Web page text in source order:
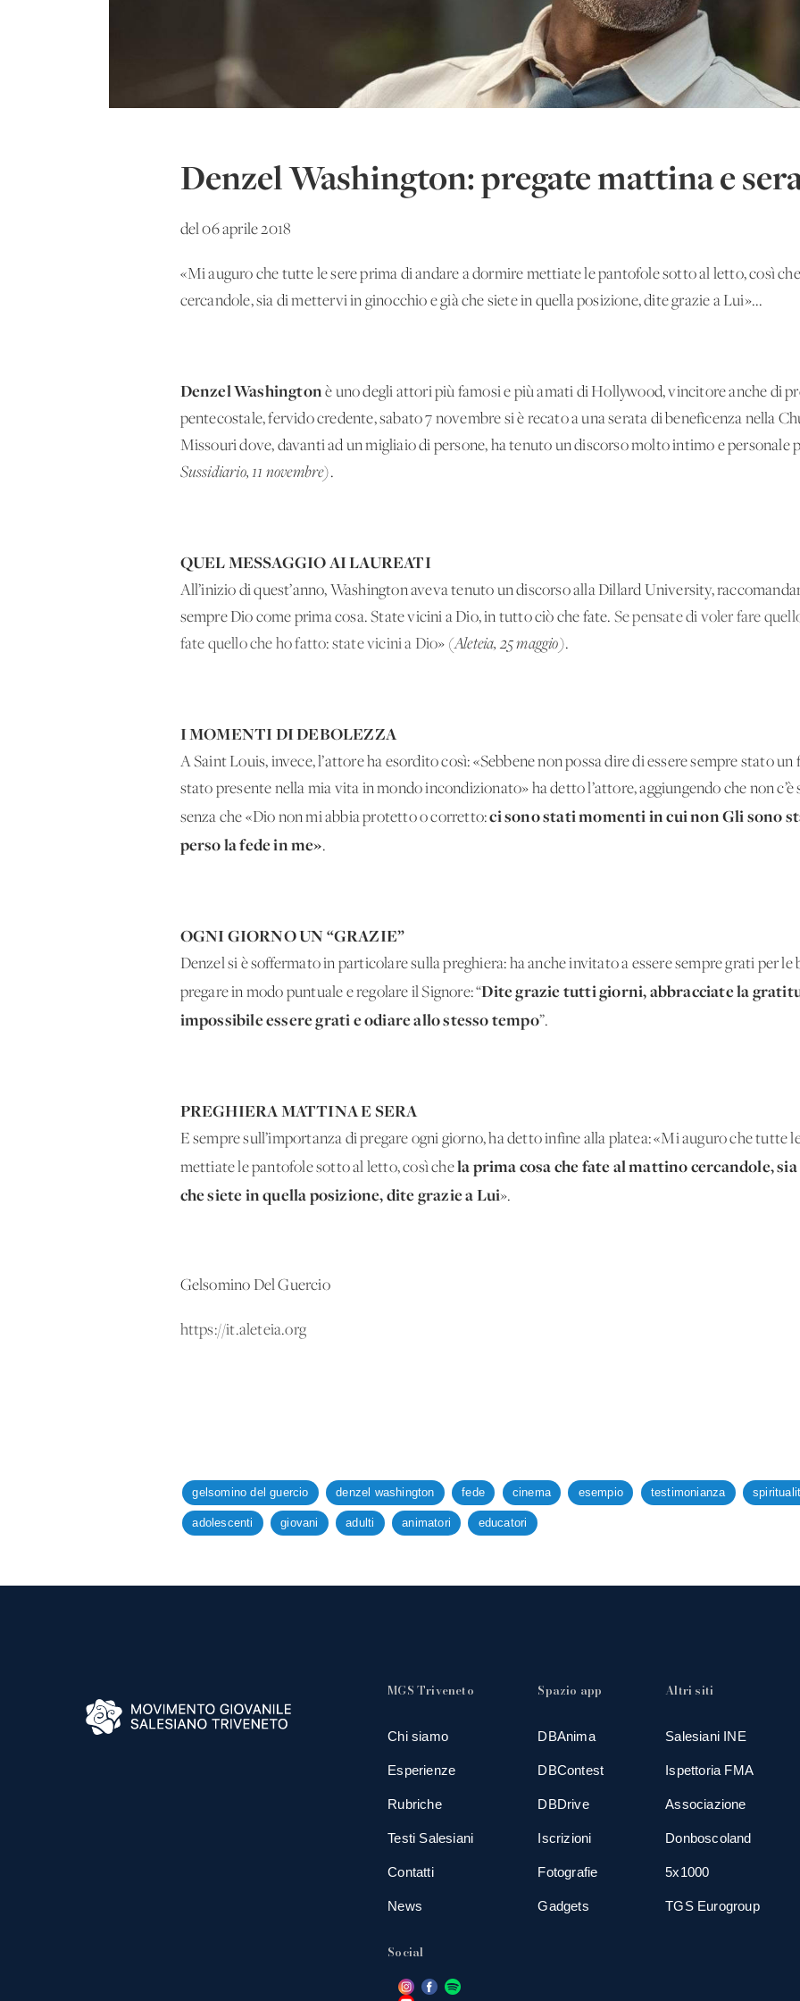
Denzel Washington: pregate mattina e
del 06 aprile 2018
«Mi auguro che tutte le sere prima di andare a dormire mettiate le pantofole sotto al letto, così
cercandole, sia di mettervi in ginocchio e già che siete in quella posizione, dite grazie a Lui»...
Denzel Washingtonè uno degli attori più famosi e più amati di Hollywood, vincitore anche di
pentecostale, fervido credente, sabato 7 novembre si è recato a una serata di beneficenza nella
Missouri dove, davanti ad un migliaio di persone, ha tenuto un discorso molto intimo e personale
Sussidiario, 11 novembre).
QUEL MESSAGGIO AI LAUREATI
All’inizio di quest’anno, Washington aveva tenuto un discorso alla Dillard University,
sempre Dio come prima cosa. State vicini a Dio, in tutto ciò che fate. Se pensate di voler fare
fate quello che ho fatto: state vicini a Dio» (Aleteia, 25 maggio).
I MOMENTI DI DEBOLEZZA
A Saint Louis, invece, l’attore ha esordito così: «Sebbene non possa dire di essere sempre stato
stato presente nella mia vita in mondo incondizionato» ha detto l’attore, aggiungendo che non
senza che «Dio non mi abbia protetto o corretto:ci sono stati momenti in cui non Gli sono
perso la fede in me».
OGNI GIORNO UN “GRAZIE”
Denzel si è soffermato in particolare sulla preghiera: ha anche invitato a essere sempre grati per le
pregare in modo puntuale e regolare il Signore: “Dite grazie tutti giorni, abbracciate la
impossibile essere grati e odiare allo stesso tempo”.
PREGHIERA MATTINA E SERA
E sempre sull’importanza di pregare ogni giorno, ha detto infine alla platea: «Mi auguro che tutte
mettiate le pantofole sotto al letto, così chela prima cosa che fate al mattino cercandole,
che siete in quella posizione, dite grazie a Lui».
Gelsomino Del Guercio
https://it.aleteia.org
gelsomino del guercio denzel washington fede cinema esempio testimonianza
adolescenti giovani adulti animatori educatori
MGS Triveneto
Chi siamo
Esperienze
Rubriche
Testi Salesiani
Contatti
News
Social
Spazio app
DBAnima
DBContest
DBDrive
Iscrizioni
Fotografie
Gadgets
Altri siti
Salesiani INE
Ispettoria FMA
Associazione
Donboscoland
5x1000
TGS Eurogroup